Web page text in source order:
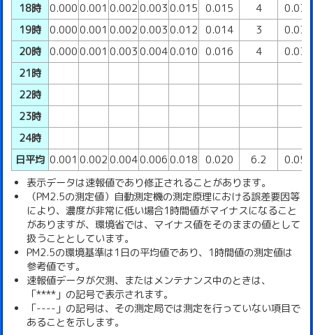
18時 0.000 0.001 0.002 0.003 0.015 0.015 4
0.03
19時 0.000 0.001 0.002 0.003 0.012 0.014 3
0.03
20時 0.000 0.001 0.003 0.0040.010 0.016 4
0.03
21時
22時
23時
24時
日平均 0.001 0.002 0.0040.006 0.018 0.020 6.2
0.05
表示データは速報値であり修正されることがあります。
（PM2.5の測定値）自動測定機の測定原理における誤差要因等
により、濃度が非常に低い場合1時間値がマイナスになること
がありますが、環境省では、マイナス値をそのままの値として
扱うこととしています。
PM2.5の環境基準は1日の平均値であり、1時間値の測定値は
参考値です。
速報値データが欠測、またはメンテナンス中のときは、
「****」の記号で表示されます。
「----」の記号は、その測定局では測定を行っていない項目で
あることを示します。